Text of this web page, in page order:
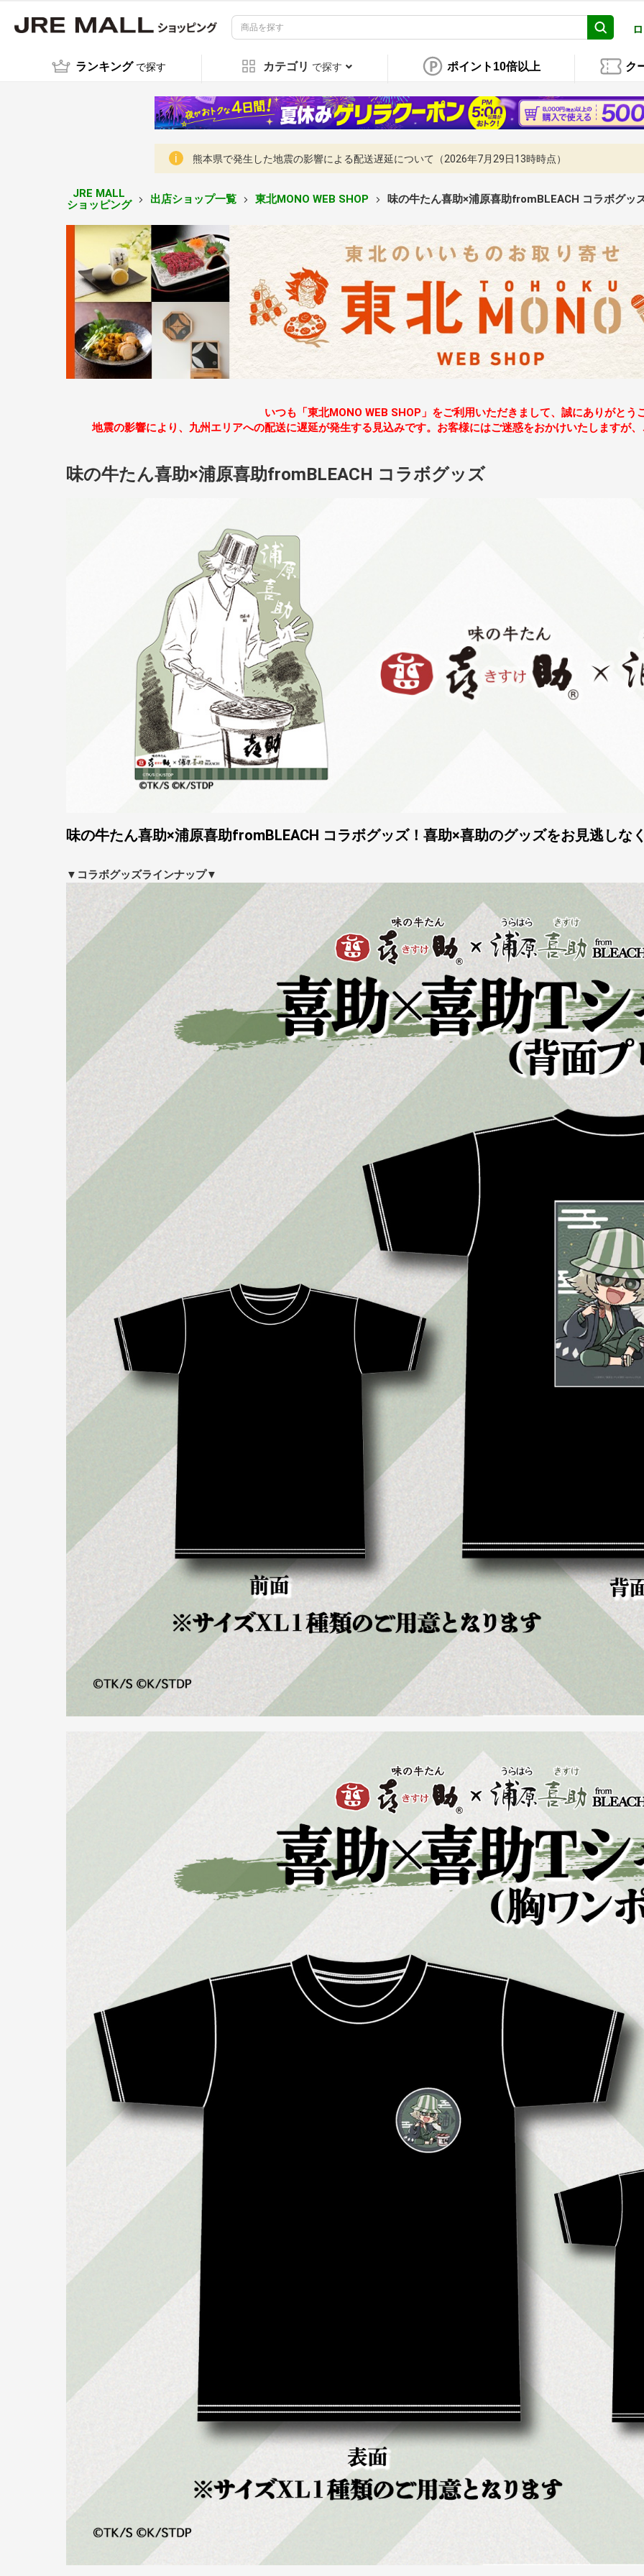
ランキング で探す カテゴリ で探す ポイント10倍以上 ク
熊本県で発生した地震の影響による配送遅延について（2026年7月29日13時時点）
JRE MALL
ショッピング
出店ショップ一覧 東北MONO WEB SHOP 味の牛たん喜助×浦原喜助fromBLEACH コラボグッ
いつも「東北MONO WEB SHOP」をご利用いただきまして、誠にありがとう
地震の影響により、九州エリアへの配送に遅延が発生する見込みです。お客様にはご迷惑をおかけいたしますが
味の牛たん喜助×浦原喜助fromBLEACH コラボグッズ
味の牛たん喜助×浦原喜助fromBLEACH コラボグッズ！喜助×喜助のグッズをお見逃しな
▼コラボグッズラインナップ▼